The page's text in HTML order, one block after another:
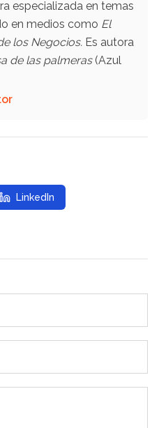
especializada en temas
en medios como El
los Negocios. Es autora
de las palmeras(Azul
LinkedIn